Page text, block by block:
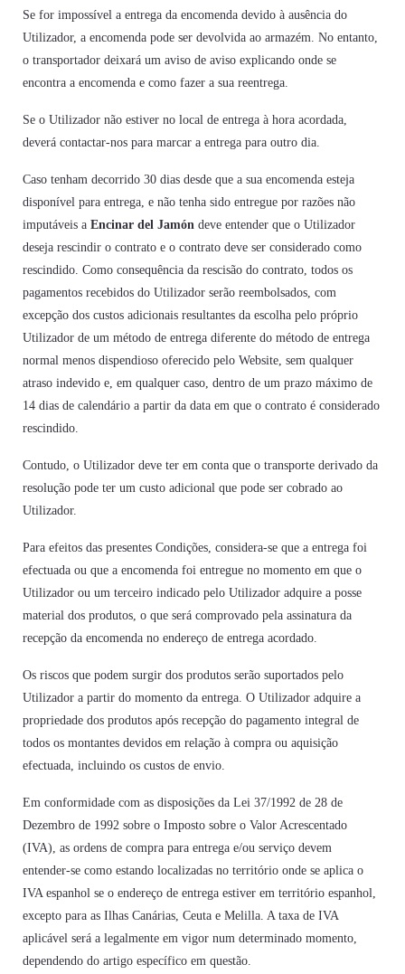
Se for impossível a entrega da encomenda devido à ausência do
Utilizador, a encomenda pode ser devolvida ao armazém. No entanto,
o transportador deixará um aviso de aviso explicando onde se
encontra a encomenda e como fazer a sua reentrega.
Se o Utilizador não estiver no local de entrega à hora acordada,
deverá contactar-nos para marcar a entrega para outro dia.
Caso tenham decorrido 30 dias desde que a sua encomenda esteja
disponível para entrega, e não tenha sido entregue por razões não
imputáveis a Encinar del Jamón deve entender que o Utilizador
deseja rescindir o contrato e o contrato deve ser considerado como
rescindido. Como consequência da rescisão do contrato, todos os
pagamentos recebidos do Utilizador serão reembolsados, com
excepção dos custos adicionais resultantes da escolha pelo próprio
Utilizador de um método de entrega diferente do método de entrega
normal menos dispendioso oferecido pelo Website, sem qualquer
atraso indevido e, em qualquer caso, dentro de um prazo máximo de
14 dias de calendário a partir da data em que o contrato é considerado
rescindido.
Contudo, o Utilizador deve ter em conta que o transporte derivado da
resolução pode ter um custo adicional que pode ser cobrado ao
Utilizador.
Para efeitos das presentes Condições, considera-se que a entrega foi
efectuada ou que a encomenda foi entregue no momento em que o
Utilizador ou um terceiro indicado pelo Utilizador adquire a posse
material dos produtos, o que será comprovado pela assinatura da
recepção da encomenda no endereço de entrega acordado.
Os riscos que podem surgir dos produtos serão suportados pelo
Utilizador a partir do momento da entrega. O Utilizador adquire a
propriedade dos produtos após recepção do pagamento integral de
todos os montantes devidos em relação à compra ou aquisição
efectuada, incluindo os custos de envio.
Em conformidade com as disposições da Lei 37/1992 de 28 de
Dezembro de 1992 sobre o Imposto sobre o Valor Acrescentado
(IVA), as ordens de compra para entrega e/ou serviço devem
entender-se como estando localizadas no território onde se aplica o
IVA espanhol se o endereço de entrega estiver em território espanhol,
excepto para as Ilhas Canárias, Ceuta e Melilla. A taxa de IVA
aplicável será a legalmente em vigor num determinado momento,
dependendo do artigo específico em questão.